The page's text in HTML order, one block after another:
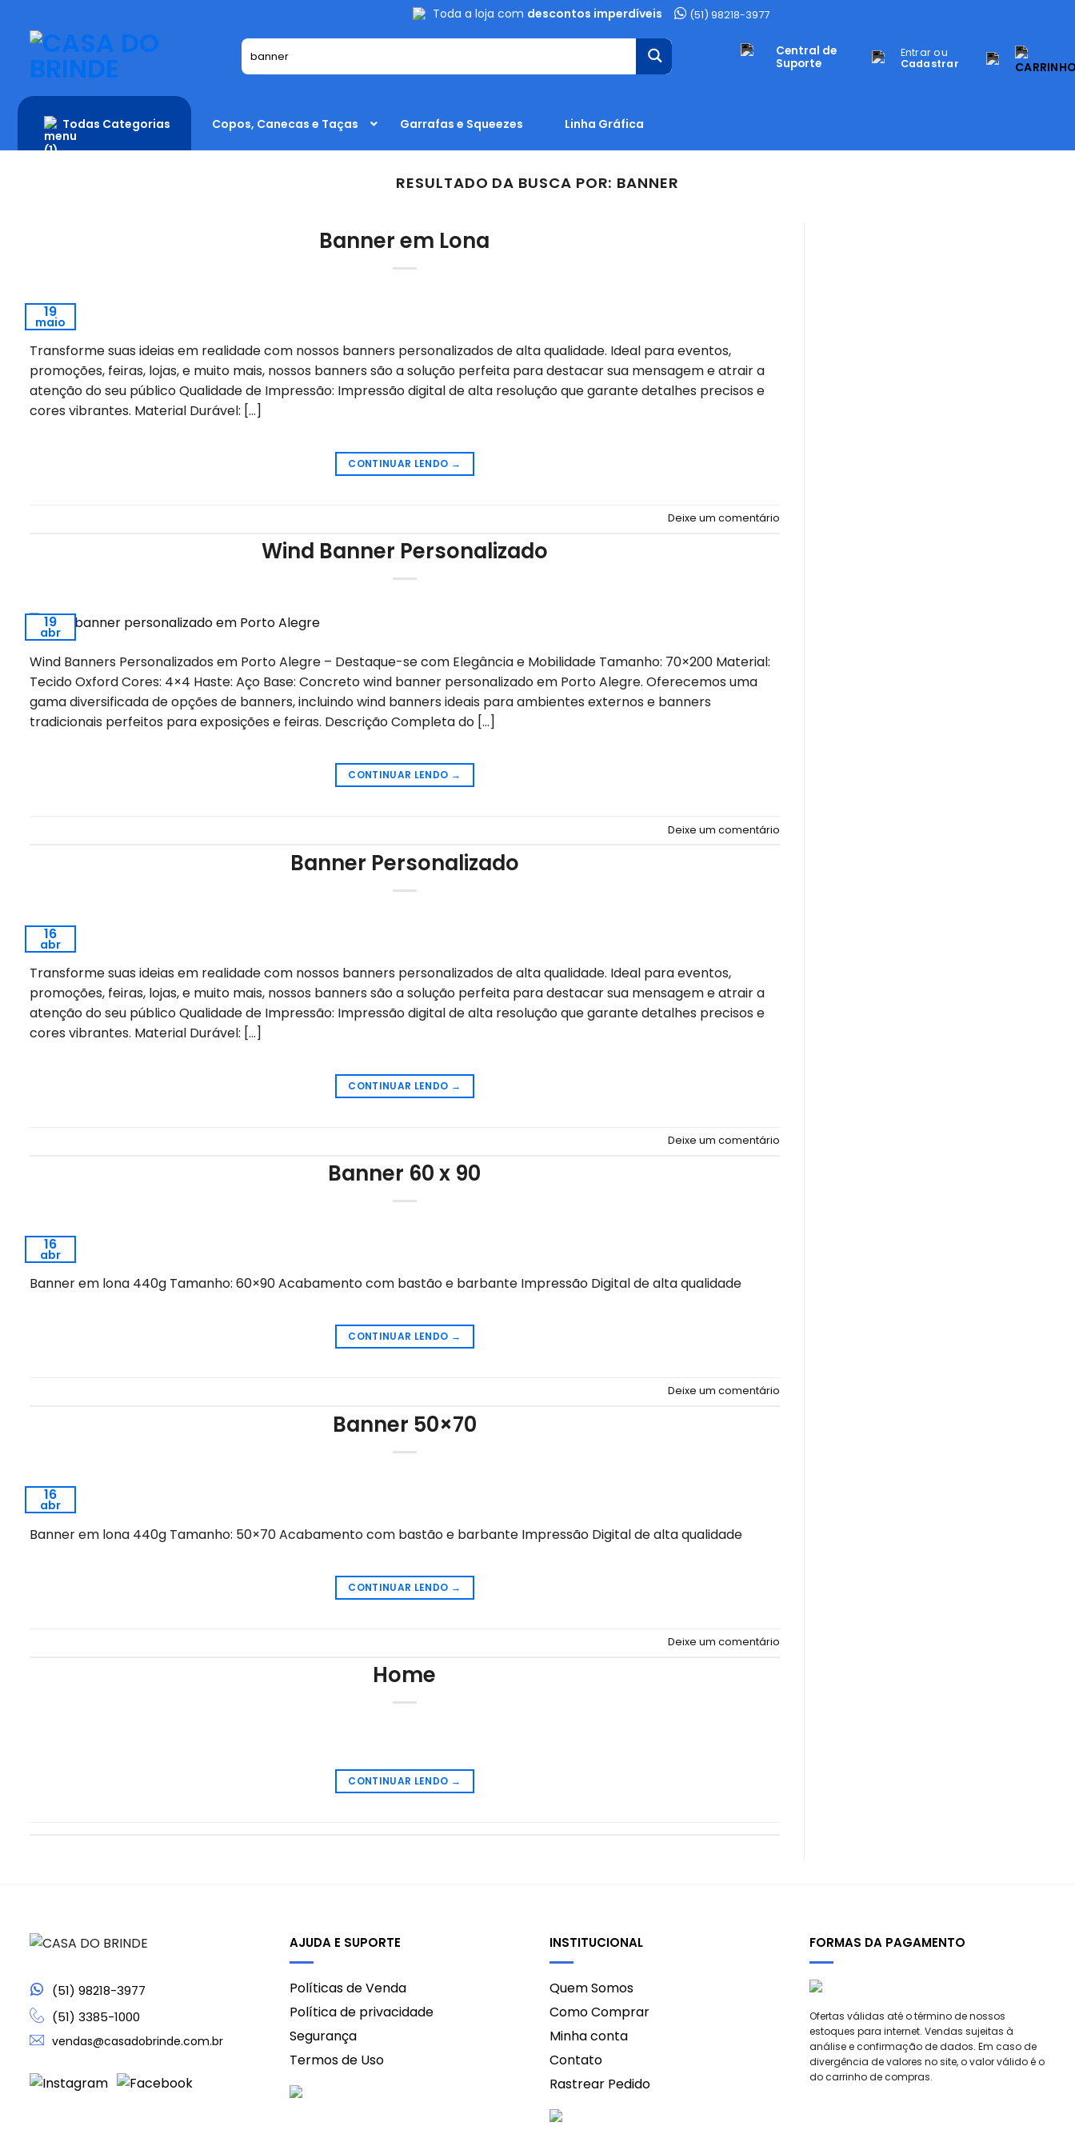
content
Toda a loja com descontos imperdíveis (51) 98218-3977
Central de
Suporte
Entrar ou
Cadastrar
Todas Categorias Copos, Canecas e Taças Garrafas e Squeezes Linha Gráfica
RESULTADO DA BUSCA POR: BANNER
Banner em Lona
19
maio
Transforme suas ideias em realidade com nossos banners personalizados de alta qualidade. Ideal para eventos,
promoções, feiras, lojas, e muito mais, nossos banners são a solução perfeita para destacar sua mensagem e atrair a
atenção do seu público Qualidade de Impressão: Impressão digital de alta resolução que garante detalhes precisos e
cores vibrantes. Material Durável: […]
CONTINUAR LENDO →
Deixe um comentário
Wind Banner Personalizado
19
abr
Wind Banners Personalizados em Porto Alegre – Destaque-se com Elegância e Mobilidade Tamanho: 70×200 Material:
Tecido Oxford Cores: 4×4 Haste: Aço Base: Concreto wind banner personalizado em Porto Alegre. Oferecemos uma
gama diversificada de opções de banners, incluindo wind banners ideais para ambientes externos e banners
tradicionais perfeitos para exposições e feiras. Descrição Completa do […]
CONTINUAR LENDO →
Deixe um comentário
Banner Personalizado
16
abr
Transforme suas ideias em realidade com nossos banners personalizados de alta qualidade. Ideal para eventos,
promoções, feiras, lojas, e muito mais, nossos banners são a solução perfeita para destacar sua mensagem e atrair a
atenção do seu público Qualidade de Impressão: Impressão digital de alta resolução que garante detalhes precisos e
cores vibrantes. Material Durável: […]
CONTINUAR LENDO →
Deixe um comentário
Banner 60 x 90
16
abr
Banner em lona 440g Tamanho: 60×90 Acabamento com bastão e barbante Impressão Digital de alta qualidade
CONTINUAR LENDO →
Deixe um comentário
Banner 50×70
16
abr
Banner em lona 440g Tamanho: 50×70 Acabamento com bastão e barbante Impressão Digital de alta qualidade
CONTINUAR LENDO →
Deixe um comentário
Home
CONTINUAR LENDO →
(51) 98218-3977
(51) 3385-1000
vendas@casadobrinde.com.br
AJUDA E SUPORTE
Políticas de Venda
Política de privacidade
Segurança
Termos de Uso
INSTITUCIONAL
Quem Somos
Como Comprar
Minha conta
Contato
Rastrear Pedido
FORMAS DA PAGAMENTO
Ofertas válidas até o término de nossos
estoques para internet. Vendas sujeitas à
análise e confirmação de dados. Em caso de
divergência de valores no site, o valor válido é o
do carrinho de compras.